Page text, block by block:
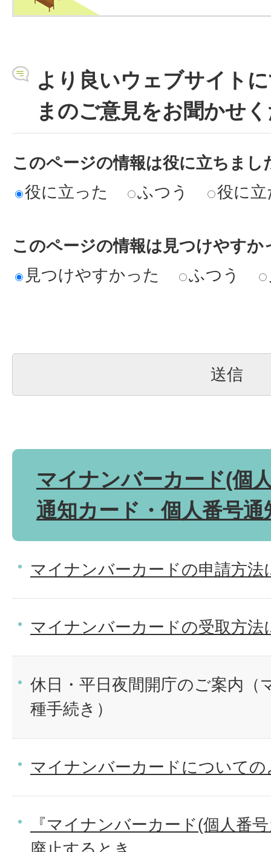
より良いウェブサイト
まのご意見をお聞かせ
このページの情報は役に立ちまし
役に立った
ふつう 役に
このページの情報は見つけやすか
見つけやすかった
ふつう
マイナンバーカード(個
通知カード・個人番号通
マイナンバーカードの申請方法
マイナンバーカードの受取方法
休日・平日夜間開庁のご案内（
種手続き）
マイナンバーカードについて
『マイナンバーカード(個人番